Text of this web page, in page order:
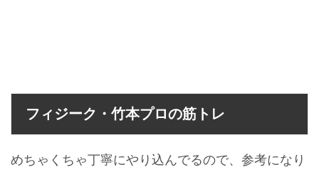
フィジーク・竹本プロの筋トレ
めちゃくちゃ丁寧にやり込んでるので、参考になり